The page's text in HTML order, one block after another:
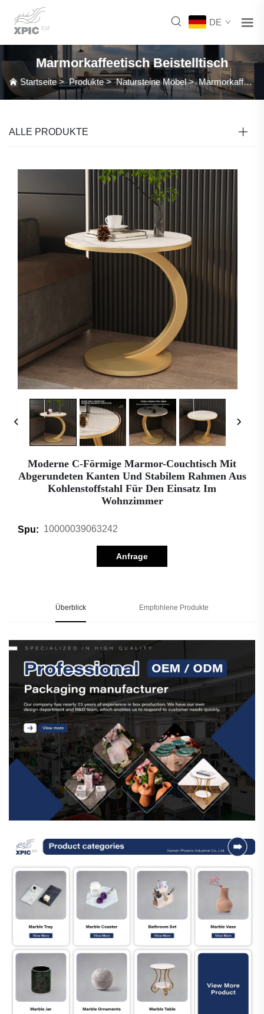
DE
Marmorkaffeetisch Beistelltisch
Startseite>Produkte>Natursteine Möbel>Marmorkaffeetisch Beistelltisch
ALLE PRODUKTE
Moderne C-Förmige Marmor-Couchtisch Mit
Abgerundeten Kanten Und Stabilem Rahmen Aus
Kohlenstoffstahl Für Den Einsatz Im
Wohnzimmer
Spu: 10000039063242
Anfrage
Überblick Empfohlene Produkte